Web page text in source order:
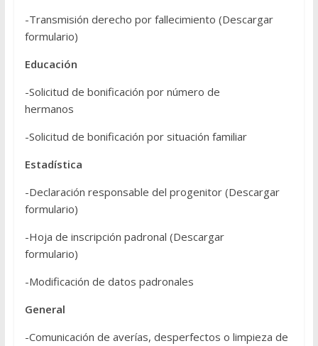
-Transmisión derecho por fallecimiento (Descargar
formulario)
Educación
-Solicitud de bonificación por número de
hermanos
-Solicitud de bonificación por situación familiar
Estadística
-Declaración responsable del progenitor (Descargar
formulario)
-Hoja de inscripción padronal (Descargar
formulario)
-Modificación de datos padronales
General
-Comunicación de averías, desperfectos o limpieza de